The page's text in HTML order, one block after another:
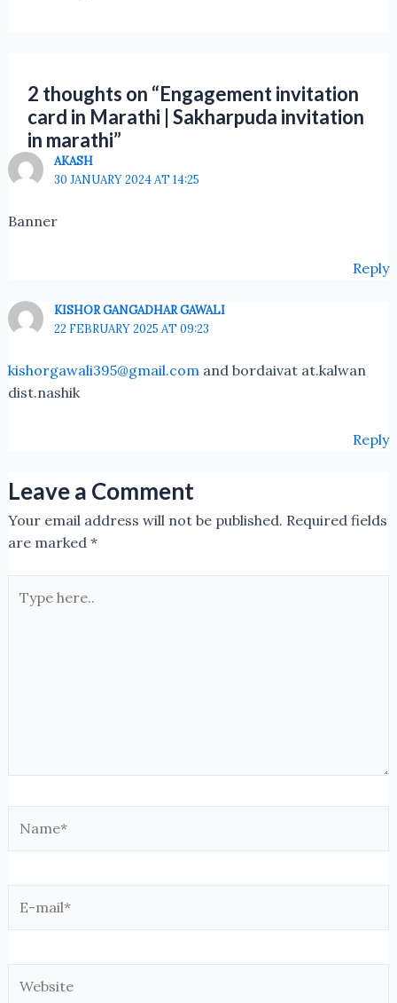
2 thoughts on “Engagement invitation
card in Marathi​ | Sakharpuda invitation
in marathi”
AKASH
30 JANUARY 2024 AT 14:25
Banner
Reply
KISHOR GANGADHAR GAWALI
22 FEBRUARY 2025 AT 09:23
kishorgawali395@gmail.com and bordaivat at.kalwan
dist.nashik
Reply
Leave a Comment
Your email address will not be published. Required fields
are marked *
here..
mail*